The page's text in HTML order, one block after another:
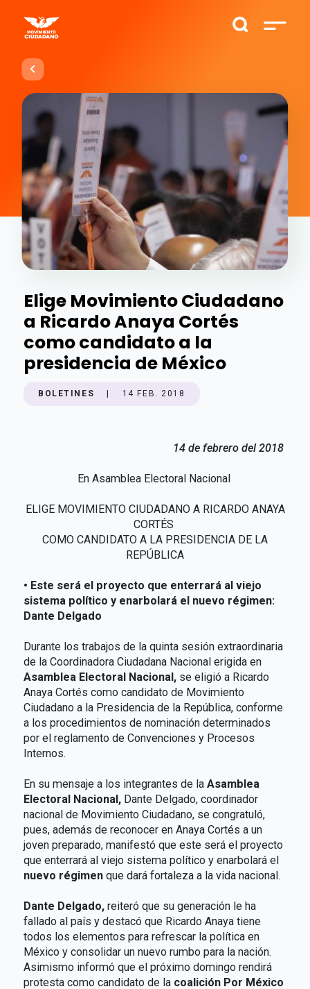
Elige Movimiento Ciudadano
a Ricardo Anaya Cortés
como candidato a la
presidencia de México
BOLETINES 14 FEB. 2018
14 de febrero del 2018
En Asamblea Electoral Nacional
ELIGE MOVIMIENTO CIUDADANO A RICARDO ANAYA
CORTÉS
COMO CANDIDATO A LA PRESIDENCIA DE LA
REPÚBLICA
• Este será el proyecto que enterrará al viejo
sistema político y enarbolará el nuevo régimen:
Dante Delgado
Durante los trabajos de la quinta sesión extraordinaria
de la Coordinadora Ciudadana Nacional erigida en
Asamblea Electoral Nacional,se eligió a Ricardo
Anaya Cortés como candidato de Movimiento
Ciudadano a la Presidencia de la República, conforme
a los procedimientos de nominación determinados
por el reglamento de Convenciones y Procesos
Internos.
En su mensaje a los integrantes de la Asamblea
Electoral Nacional,Dante Delgado, coordinador
nacional de Movimiento Ciudadano, se congratuló,
pues, además de reconocer en Anaya Cortés a un
joven preparado, manifestó que este será el proyecto
que enterrará al viejo sistema político y enarbolará el
nuevo régimenque dará fortaleza a la vida nacional.
Dante Delgado,reiteró que su generación le ha
fallado al país y destacó que Ricardo Anaya tiene
todos los elementos para refrescar la política en
México y consolidar un nuevo rumbo para la nación.
Asimismo informó que el próximo domingo rendirá
protesta como candidato de la coalición Por México